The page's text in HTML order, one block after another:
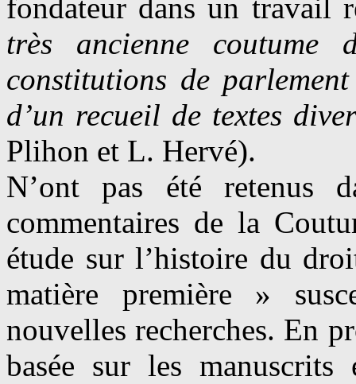
fondateur dans un travail
très ancienne coutume
constitutions de
d’un recueil de textes
Plihon et L. Hervé).
N’ont pas été retenus
commentaires de la
étude sur l’histoire du
matière première »
nouvelles recherches. En
basée sur les